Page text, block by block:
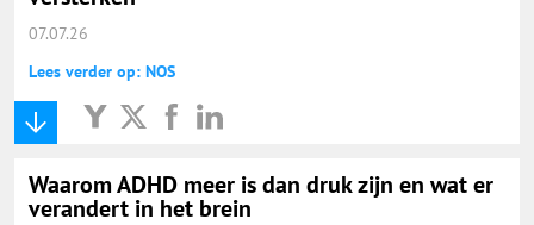
07.07.26
Lees verder op: NOS
Waarom ADHD meer is dan druk zijn en wat er
verandert in het brein